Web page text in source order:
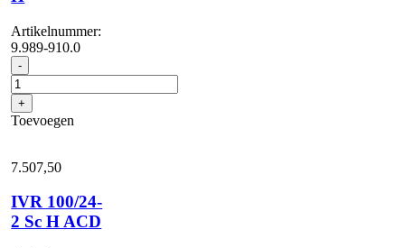
Artikelnummer:
9.989-910.0
- IVM
60/36-
3
H
aantal
+
Toevoegen
7.507,50
IVR 100/24-
2 Sc H ACD